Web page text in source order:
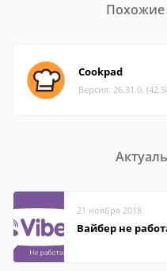
Cookpad
Версия: 26.31.0.
21 ноября 2018
Вайбер не